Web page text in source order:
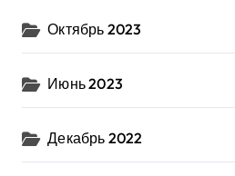
Октябрь 2023
Июнь 2023
Декабрь 2022